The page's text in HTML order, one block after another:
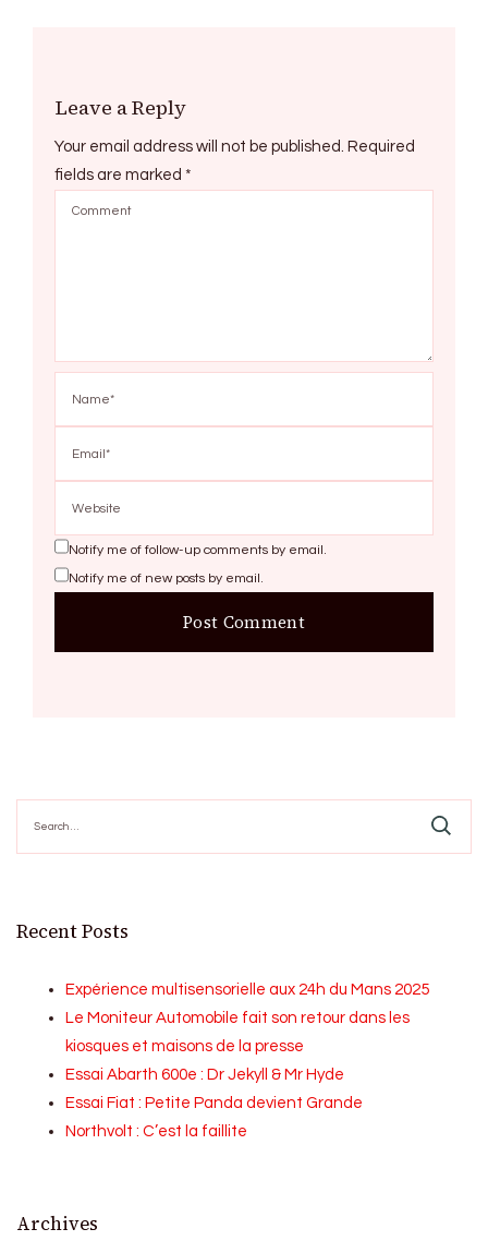
Leave a Reply
Your email address will not be published. Required
fields are marked *
Notify me of follow-up comments by email.
Notify me of new posts by email.
for:
Recent Posts
Expérience multisensorielle aux 24h du Mans 2025
Le Moniteur Automobile fait son retour dans les
kiosques et maisons de la presse
Essai Abarth 600e : Dr Jekyll & Mr Hyde
Essai Fiat : Petite Panda devient Grande
Northvolt : C’est la faillite
Archives